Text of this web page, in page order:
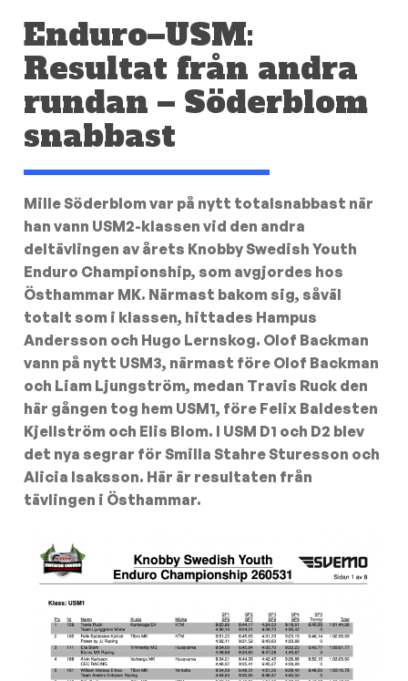
Enduro–USM:
Resultat från andra
rundan – Söderblom
snabbast
Mille Söderblom var på nytt totalsnabbast när
han vann USM2-klassen vid den andra
deltävlingen av årets Knobby Swedish Youth
Enduro Championship, som avgjordes hos
Östhammar MK. Närmast bakom sig, såväl
totalt som i klassen, hittades Hampus
Andersson och Hugo Lernskog. Olof Backman
vann på nytt USM3, närmast före Olof Backman
och Liam Ljungström, medan Travis Ruck den
här gången tog hem USM1, före Felix Baldesten
Kjellström och Elis Blom. I USM D1 och D2 blev
det nya segrar för Smilla Stahre Sturesson och
Alicia Isaksson. Här är resultaten från
tävlingen i Östhammar.